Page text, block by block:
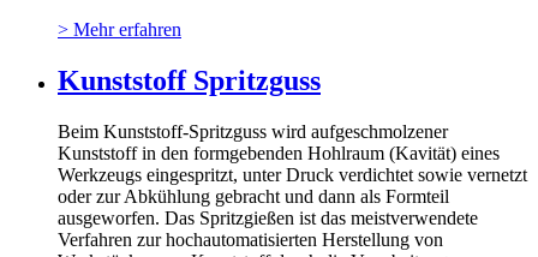
> Mehr erfahren
Kunststoff Spritzguss
Beim Kunststoff-Spritzguss wird aufgeschmolzener
Kunststoff in den formgebenden Hohlraum (Kavität) eines
Werkzeugs eingespritzt, unter Druck verdichtet sowie vernetzt
oder zur Abkühlung gebracht und dann als Formteil
ausgeworfen. Das Spritzgießen ist das meistverwendete
Verfahren zur hochautomatisierten Herstellung von